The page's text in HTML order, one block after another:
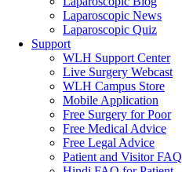
Laparoscopic News
Laparoscopic Quiz
Support
WLH Support Center
Live Surgery Webcast
WLH Campus Store
Mobile Application
Free Surgery for Poor
Free Medical Advice
Free Legal Advice
Patient and Visitor FAQ